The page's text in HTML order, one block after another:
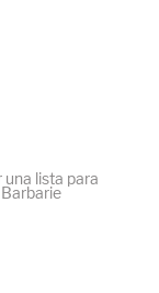
lista para